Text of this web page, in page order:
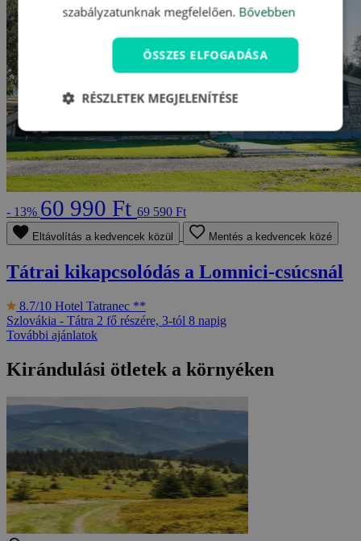
- 13% 60 990 Ft 69 590 Ft
Eltávolítás a kedvencek közül Mentés a kedvencek közé
Tátrai kikapcsolódás a Lomnici-csúcsnál
8.7/10 Hotel Tatranec **
Szlovákia - Tátra 2 fő részére, 3-tól 8 napig
További ajánlatok
Kirándulási ötletek a környéken
szabályzatunknak megfelelően. Bővebben
ÖSSZES ELFOGADÁSA
RÉSZLETEK MEGJELENÍTÉSE